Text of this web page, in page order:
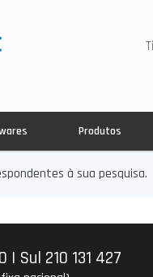
Produtos
à sua pesquisa.
| Sul 210 131 427